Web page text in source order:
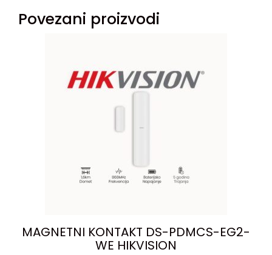
Povezani proizvodi
MAGNETNI KONTAKT DS-PDMCS-EG2-
WE HIKVISION